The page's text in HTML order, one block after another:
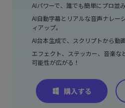
AIパワーで、誰でも簡単にプロ並
AI自動字幕とリアルな音声ナレー
ィアップ。
AI台本生成で、スクリプトから動
エフェクト、ステッカー、音楽な
可能性が広がる！